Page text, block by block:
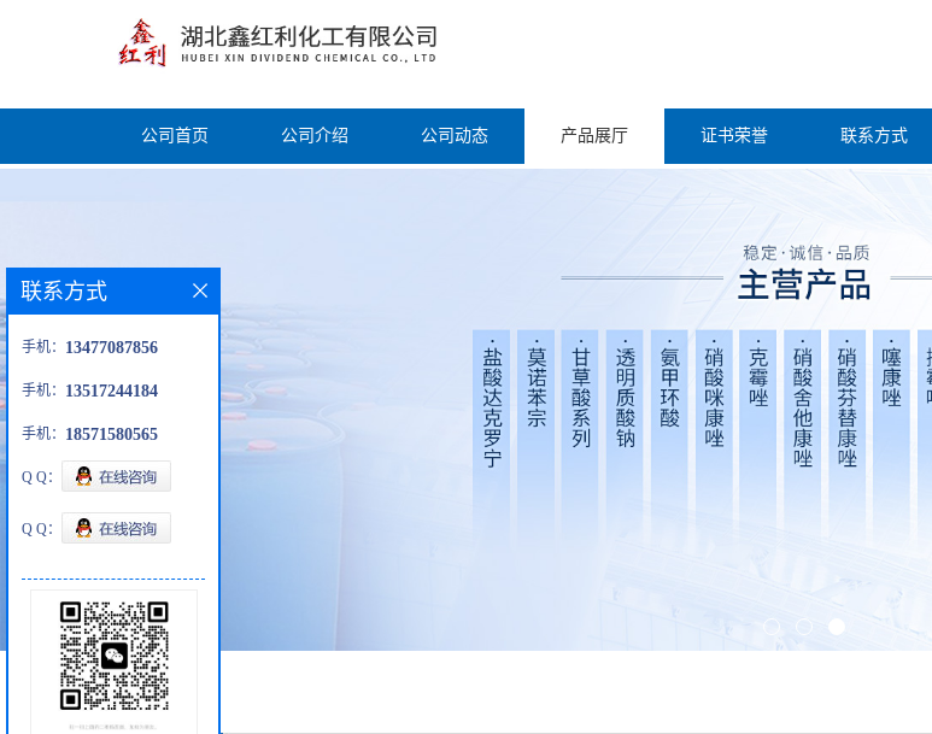
公司首页 公司介绍 公司动态 产品展厅 证书荣誉 联系方式
产品展厅
联系方式
手机： 13477087856
手机： 13517244184
手机： 18571580565
Q Q：
Q Q：